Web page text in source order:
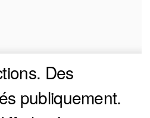
Des
publiquement.